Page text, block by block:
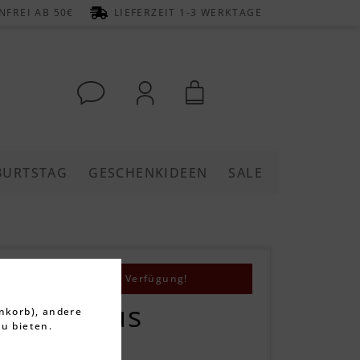
AB 50€ LIEFERZEIT 1-3 WERKTAGE
GESCHENKIDEEN SALE
derzeit nicht zur Verfügung!
Set aus
andere
bieten.